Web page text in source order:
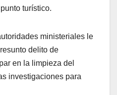
turístico.
ministeriales le
delito de
en la limpieza del
investigaciones para